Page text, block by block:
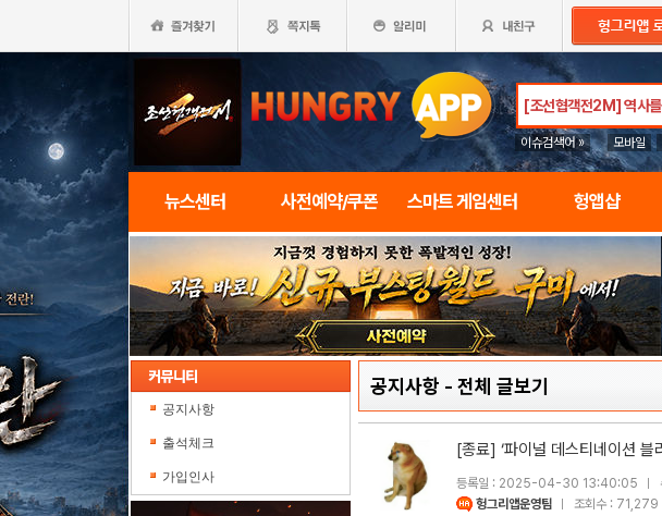
이슈검색어 » 모바일
뉴스센터 사전예약/쿠폰 스마트 게임센터 헝앱샵
공지사항
출석체크
가입인사
공지사항 - 전체 글보기
[종료] ‘파이널 데스티네이션 블
등록일 : 2025-04-30 13:40:05
헝그리앱운영팀
조회수 : 71,279